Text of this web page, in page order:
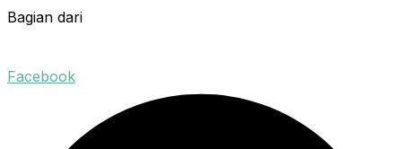
Bagian dari
Facebook